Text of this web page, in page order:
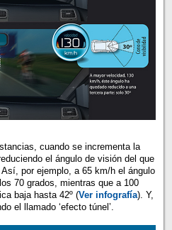
cuando se incrementa la
el ángulo de visión del que
por ejemplo, a 65 km/h el ángulo
70 grados, mientras que a 100
baja hasta 42º (Ver infografía). Y,
el llamado ‘efecto túnel’.